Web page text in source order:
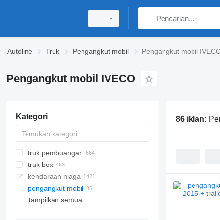
Autoline Truk Pengangkut mobil Pengangkut mobil IVECO
Pengangkut mobil IVECO
Kategori
truk pembuangan
truk box
kendaraan niaga
pengangkut mobil
tampilkan semua
86 iklan: